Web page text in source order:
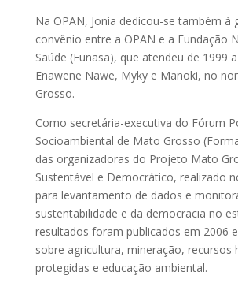
Na OPAN, Jonia dedicou-se também à
convênio entre a OPAN e a Fundação
Saúde (Funasa), que atendeu de 1999
Enawene Nawe, Myky e Manoki, no
Grosso.
Como secretária-executiva do Fórum
Socioambiental de Mato Grosso
das organizadoras do Projeto Mato
Sustentável e Democrático, realizado
para levantamento de dados e
sustentabilidade e da democracia no
resultados foram publicados em 2006
sobre agricultura, mineração, recursos
protegidas e educação ambiental.